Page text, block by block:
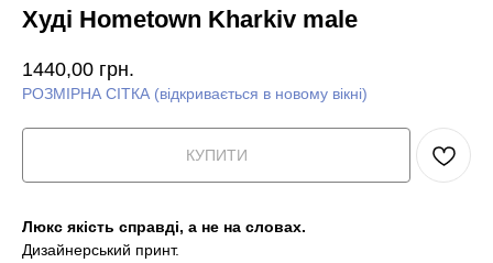
Худі Hometown Kharkiv male
1440,00 грн.
РОЗМІРНА СІТКА (відкривається в новому вікні)
КУПИТИ
Люкс якість справді, а не на словах.
Дизайнерський принт.